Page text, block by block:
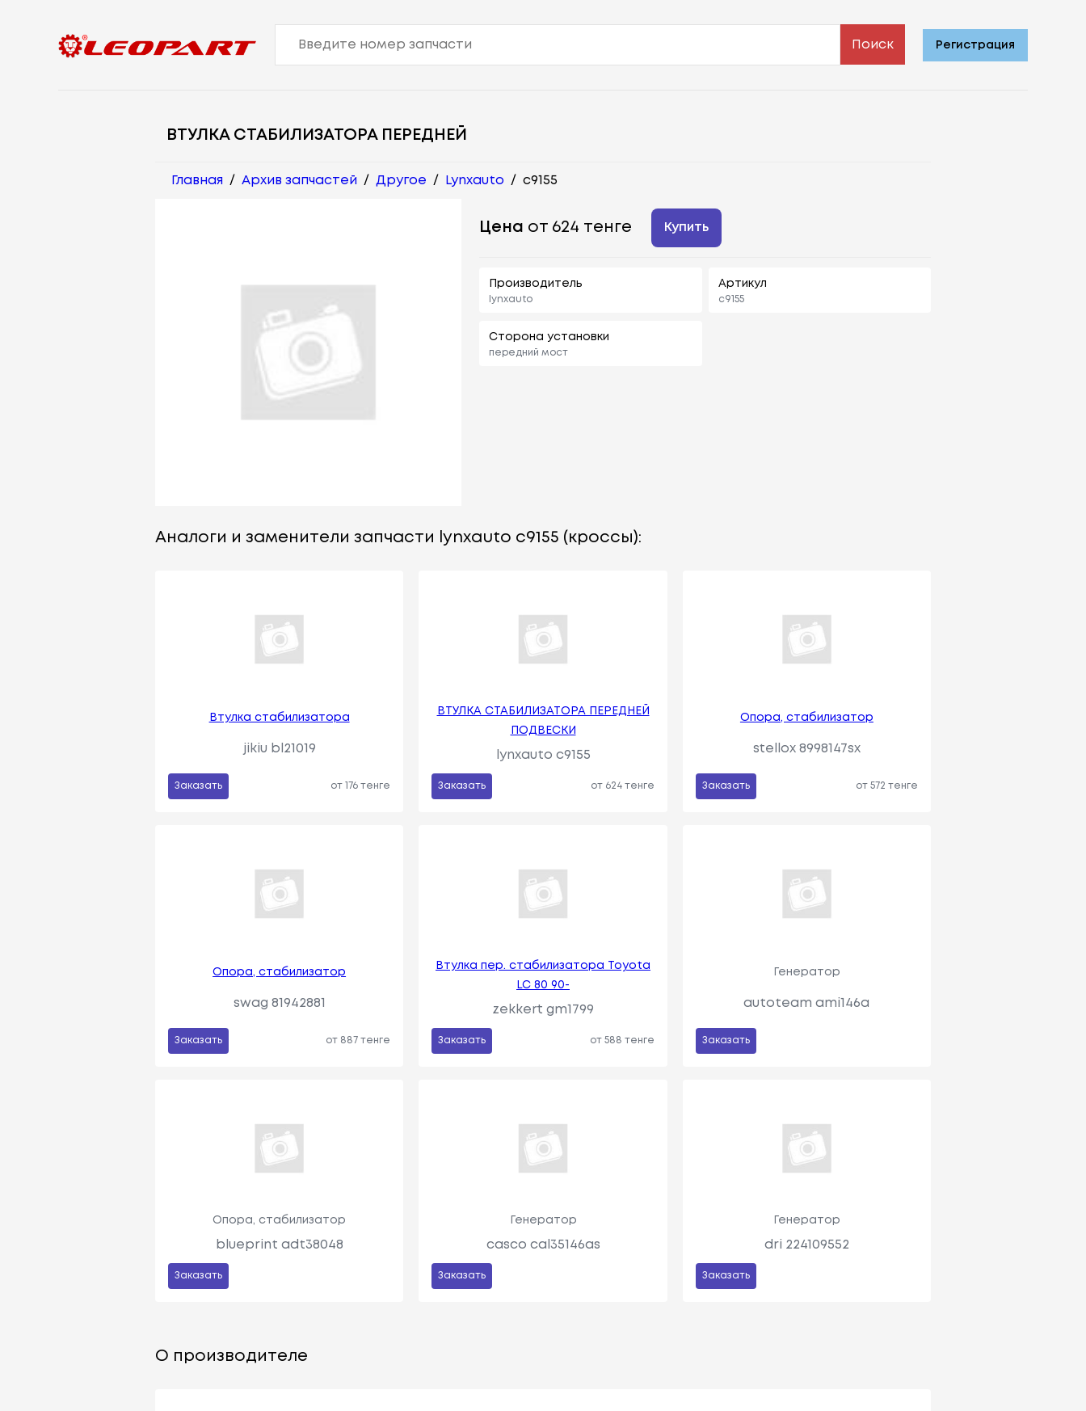
Поиск Регистрация
ВТУЛКА СТАБИЛИЗАТОРА ПЕРЕДНЕЙ
Главная / Архив запчастей / Другое / Lynxauto / c9155
Цена от 624 тенге Купить
Производитель
lynxauto
Артикул
c9155
Сторона установки
передний мост
Аналоги и заменители запчасти lynxauto c9155 (кроссы):
Втулка стабилизатора
jikiu bl21019
Заказать от 176 тенге
ВТУЛКА СТАБИЛИЗАТОРА ПЕРЕДНЕЙ
ПОДВЕСКИ
lynxauto c9155
Заказать от 624 тенге
Опора, стабилизатор
stellox 8998147sx
Заказать от 572 тенге
Опора, стабилизатор
swag 81942881
Заказать от 887 тенге
Втулка пер. стабилизатора Toyota
LC 80 90-
zekkert gm1799
Заказать от 588 тенге
Генератор
autoteam ami146a
Заказать
Опора, стабилизатор
blueprint adt38048
Заказать
Генератор
casco cal35146as
Заказать
Генератор
dri 224109552
Заказать
О производителе